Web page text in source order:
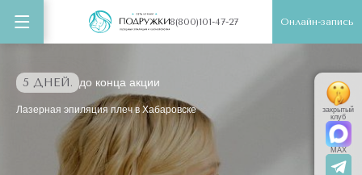
8(800)101-47-27 Онлайн-запись
5 ДНЕЙ. до конца акции
Лазерная эпиляция плеч в Хабаровске
закрытый
клуб
MAX